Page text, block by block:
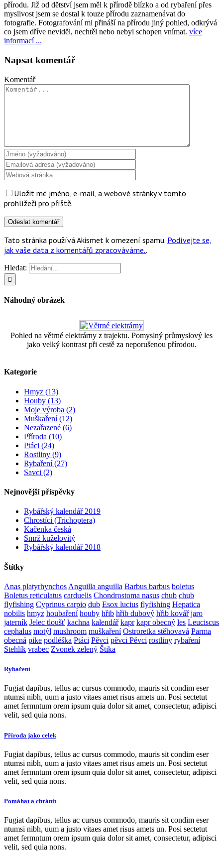
přírodu. Již od dětství jsem měl k přírodě blízko a od rybaření přes
myslivost jsem se dostal k touze přírodu zaznamenávat do
fotografie. Fotografování mi přináší na přírodu jiný pohled, odkrývá
co jsem dříve neviděl, nechtěl nebo nebyl schopen vnímat. více
informací ...
Napsat komentář
Komentář
Uložit mé jméno, e-mail, a webové stránky v tomto
prohlížeči pro příště.
Tato stránka používá Akismet k omezení spamu. Podívejte se,
jak vaše data z komentářů zpracováváme..
Hledat:
Náhodný obrázek
Pohled na větrné elektrárny z trajektu. Pomyslný průmyslový les
jako velký kontrast při cestě za neporušenou přírodou.
Kategorie
Hmyz (13)
Houby (13)
Moje výroba (2)
Muškaření (12)
Nezařazené (6)
Příroda (10)
Ptáci (24)
Rostliny (9)
Rybaření (27)
Savci (2)
Nejnovější příspěvky
Rybářský kalendář 2019
Chrostíci (Trichoptera)
Kačenka česká
Smrž kuželovitý
Rybářský kalendář 2018
Štítky
Anas platyrhynchos Anguilla anguilla Barbus barbus boletus
Boletus reticulatus carduelis Chondrostoma nasus chub chub
flyfishing Cyprinus carpio dub Esox lucius flyfishing Hepatica
nobilis hmyz houbaření houby hřib hřib dubový hřib kovář jaro
jaterník Jelec tloušť kachna kalendář kapr kapr obecný les Leuciscus
cephalus motýl mushroom muškaření Ostroretka stěhovavá Parma
obecná pike podléška Ptáci Pěvci pěvci Pěvci rostliny rybaření
Stehlík vrabec Zvonek zelený Štika
Rybaření
Fugiat dapibus, tellus ac cursus commodo, mauris sit condim eser
ntumsi nibh, uum a justo vitaes amet risus amets un. Posi sectetut
amet fermntum orem ipsum quia dolor sit amet, consectetur, adipisci
velit, sed quia nons.
Příroda jako celek
Fugiat dapibus, tellus ac cursus commodo, mauris sit condim eser
ntumsi nibh, uum a justo vitaes amet risus amets un. Posi sectetut
amet fermntum orem ipsum quia dolor sit amet, consectetur, adipisci
velit, sed quia nons.
Pomáhat a chránit
Fugiat dapibus, tellus ac cursus commodo, mauris sit condim eser
ntumsi nibh, uum a justo vitaes amet risus amets un. Posi sectetut
amet fermntum orem ipsum quia dolor sit amet, consectetur, adipisci
velit, sed quia nons.